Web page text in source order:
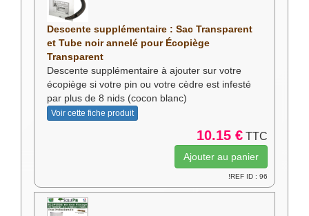
Descente supplémentaire : Sac Transparent
et Tube noir annelé pour Écopiège
Transparent
Descente supplémentaire à ajouter sur votre
écopiège si votre pin ou votre cèdre est infesté
par plus de 8 nids (cocon blanc)
Voir cette fiche produit
10.15 € TTC
!REF ID : 96